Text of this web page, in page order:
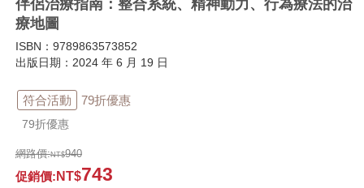
伴侶治療指南：整合系統、精神動力、行為療法的治
療地圖
ISBN：9789863573852
出版日期：2024 年 6 月 19 日
符合活動 79折優惠
79折優惠
網路價: 940
促銷價: 743